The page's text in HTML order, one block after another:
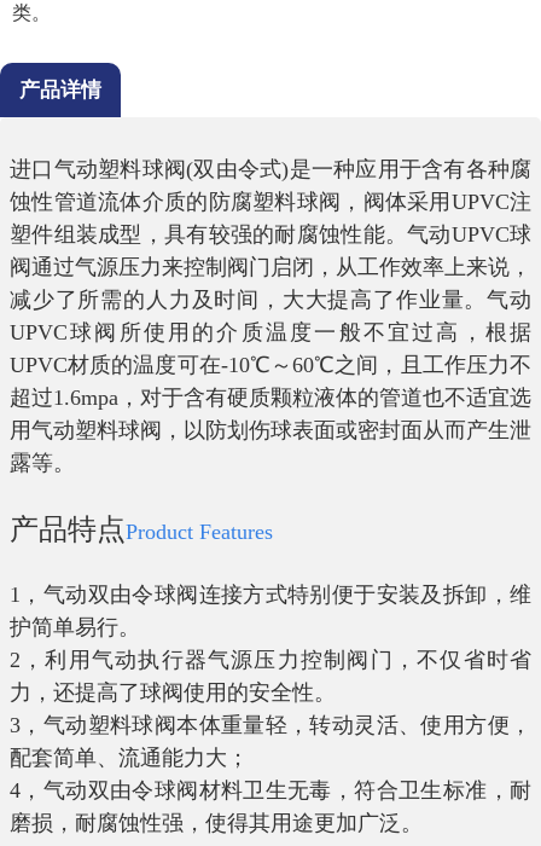
类。
产品详情
进口气动塑料球阀(双由令式)是一种应用于含有各种腐
蚀性管道流体介质的防腐塑料球阀，阀体采用 UPVC注
塑件组装成型，具有较强的耐腐蚀性能。气动UPVC球
阀通过气源压力来控制阀门启闭，从工作效率上来说，
减少了所需的人力及时间，大大提高了作业量。气动
UPVC球阀所使用的介质温度一般不宜过高，根据
UPVC材质的温度可在-10℃～60℃之间，且工作压力不
超过1.6mpa ，对于含有硬质颗粒液体的管道也不适宜选
用气动塑料球阀，以防划伤球表面或密封面从而产生泄
露等。
产品特点Product Features
1 ，气动双由令球阀连接方式特别便于安装及拆卸，维
护简单易行。
2 ，利用气动执行器气源压力控制阀门，不仅省时省
力，还提高了球阀使用的安全性。
3 ，气动塑料球阀本体重量轻，转动灵活、使用方便，
配套简单、流通能力大；
4 ，气动双由令球阀材料卫生无毒，符合卫生标准，耐
磨损，耐腐蚀性强，使得其用途更加广泛。